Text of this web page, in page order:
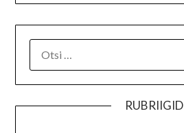
RUBRIIGID